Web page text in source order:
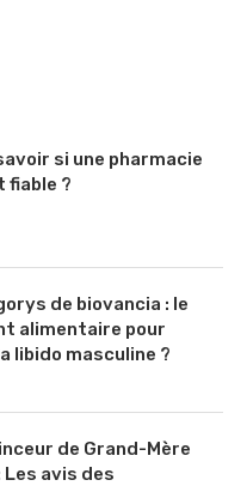
si une pharmacie
fiable ?
de biovancia : le
alimentaire pour
libido masculine ?
de Grand-Mère
Les avis des